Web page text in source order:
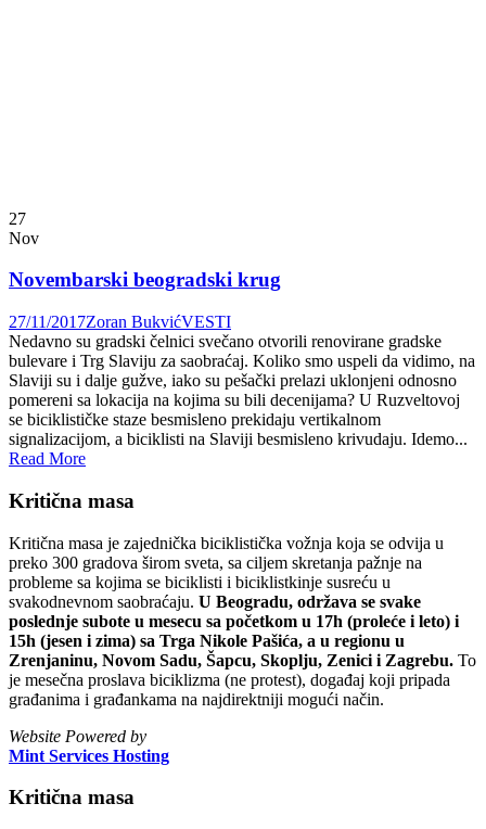
27
Nov
Novembarski beogradski krug
27/11/2017Zoran BukvićVESTI
Nedavno su gradski čelnici svečano otvorili renovirane gradske
bulevare i Trg Slaviju za saobraćaj. Koliko smo uspeli da vidimo, na
Slaviji su i dalje gužve, iako su pešački prelazi uklonjeni odnosno
pomereni sa lokacija na kojima su bili decenijama? U Ruzveltovoj
se biciklističke staze besmisleno prekidaju vertikalnom
signalizacijom, a biciklisti na Slaviji besmisleno krivudaju. Idemo...
Read More
Kritična masa
Kritična masa je zajednička biciklistička vožnja koja se odvija u
preko 300 gradova širom sveta, sa ciljem skretanja pažnje na
probleme sa kojima se biciklisti i biciklistkinje susreću u
svakodnevnom saobraćaju. U Beogradu, održava se svake
poslednje subote u mesecu sa početkom u 17h (proleće i leto) i
15h (jesen i zima) sa Trga Nikole Pašića, a u regionu u
Zrenjaninu, Novom Sadu, Šapcu, Skoplju, Zenici i Zagrebu. To
je mesečna proslava biciklizma (ne protest), događaj koji pripada
građanima i građankama na najdirektniji mogući način.
Website Powered by
Mint Services Hosting
Kritična masa